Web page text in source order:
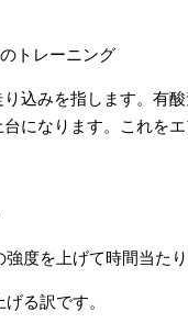
トレーニング
込みを指します。有
になります。これを
度を上げて時間当た
る訳です。